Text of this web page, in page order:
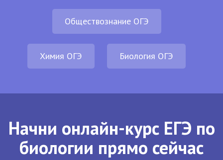
Обществознание ОГЭ
Химия ОГЭ Биология ОГЭ
Начни онлайн-курс ЕГЭ по
биологии прямо сейчас